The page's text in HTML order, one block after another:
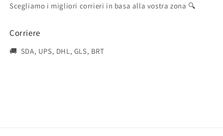
Scegliamo i migliori corrieri in basa alla vostra zona 🔍
Corriere
🚚 SDA, UPS, DHL, GLS, BRT